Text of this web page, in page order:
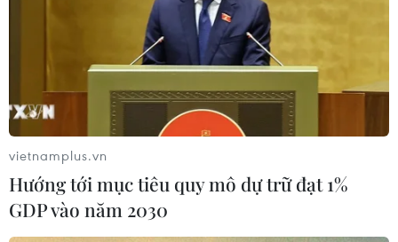
vietnamplus.vn
Hướng tới mục tiêu quy mô dự trữ đạt 1%
GDP vào năm 2030